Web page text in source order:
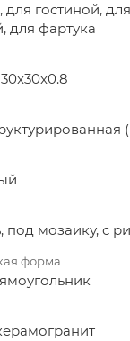
для гостиной,
для фартука
под мозаику, с
форма